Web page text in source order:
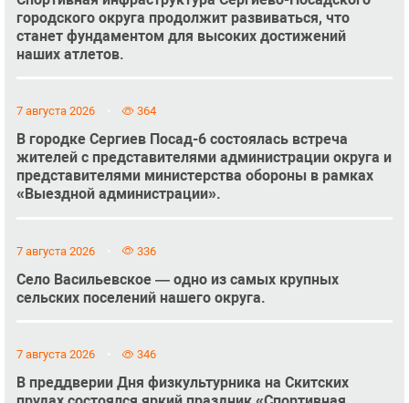
городского округа продолжит развиваться, что
станет фундаментом для высоких достижений
наших атлетов.
7 августа 2026 364
В городке Сергиев Посад-6 состоялась встреча
жителей с представителями администрации округа и
представителями министерства обороны в рамках
«Выездной администрации».
7 августа 2026 336
Село Васильевское — одно из самых крупных
сельских поселений нашего округа.
7 августа 2026 346
В преддверии Дня физкультурника на Скитских